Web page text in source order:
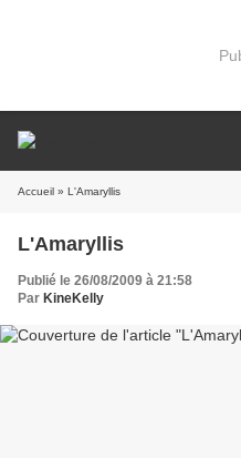
Accueil » L'Amaryllis
L'Amaryllis
Publié le 26/08/2009 à 21:58
Par KineKelly